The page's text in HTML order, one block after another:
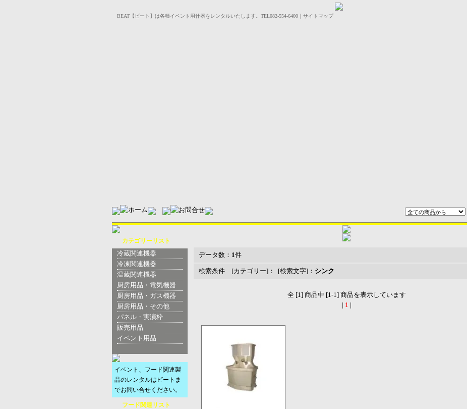
BEAT【ビート】は各種イベント用什器をレンタルいたします。TEL082-554-6400｜サイトマップ
カテゴリーリスト
冷蔵関連機器
冷凍関連機器
温蔵関連機器
厨房用品・電気機器
厨房用品・ガス機器
厨房用品・その他
パネル・実演枠
販売用品
イベント用品
イベント、フード関連製
品のレンタルはビートま
でお問い合せください。
フード関連リスト
データ数： 1件
検索条件 [カテゴリー]： [検索文字]： シンク
全 [1] 商品中 [1-1] 商品を表示しています
| 1 |